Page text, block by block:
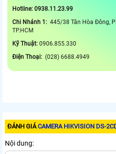
Hotline: 0938.11.23.99
Chi Nhánh 1: 445/38 Tân Hòa Đông,
TP.HCM
Kỹ Thuật: 0906.855.330
Điện Thoại: (028) 6688.4949
ĐÁNH GIÁCAMERA HIKVISION DS-
Nội dung: